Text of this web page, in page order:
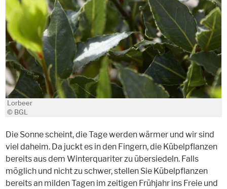
Lorbeer
© BGL
Die Sonne scheint, die Tage werden wärmer und wir sind
viel daheim. Da juckt es in den Fingern, die Kübelpflanzen
bereits aus dem Winterquariter zu übersiedeln. Falls
möglich und nicht zu schwer, stellen Sie Kübelpflanzen
bereits an milden Tagen im zeitigen Frühjahr ins Freie und